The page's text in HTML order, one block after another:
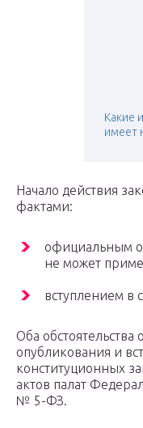
Какие
имеет
Начало действия
фактами:
официальным
не может
вступлением в
Оба
опубликования и
конституционных
актов палат
№ 5-ФЗ.